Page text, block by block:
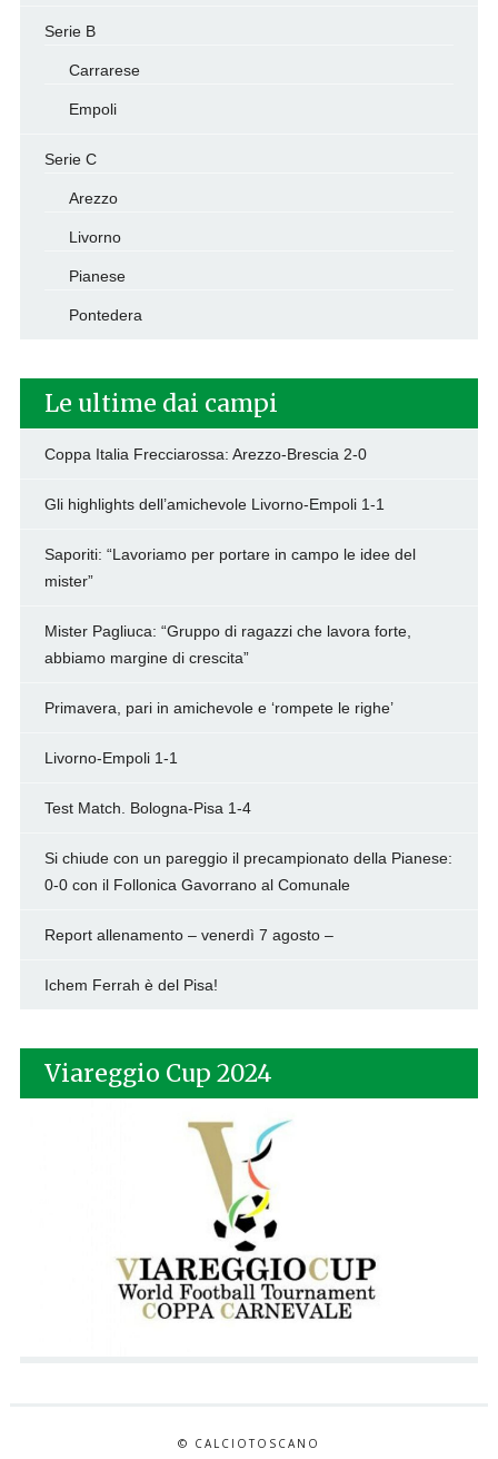
Serie B
Carrarese
Empoli
Serie C
Arezzo
Livorno
Pianese
Pontedera
Le ultime dai campi
Coppa Italia Frecciarossa: Arezzo-Brescia 2-0
Gli highlights dell’amichevole Livorno-Empoli 1-1
Saporiti: “Lavoriamo per portare in campo le idee del
mister”
Mister Pagliuca: “Gruppo di ragazzi che lavora forte,
abbiamo margine di crescita”
Primavera, pari in amichevole e ‘rompete le righe’
Livorno-Empoli 1-1
Test Match. Bologna-Pisa 1-4
Si chiude con un pareggio il precampionato della Pianese:
0-0 con il Follonica Gavorrano al Comunale
Report allenamento – venerdì 7 agosto –
Ichem Ferrah è del Pisa!
Viareggio Cup 2024
© CALCIOTOSCANO